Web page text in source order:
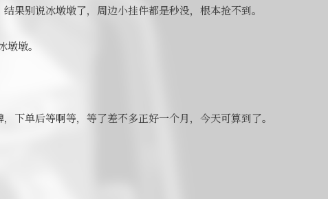
果别说冰墩墩了，周边小挂件都是秒没，根本抢不到。
墩。
下单后等啊等，等了差不多正好一个月，今天可算到了。